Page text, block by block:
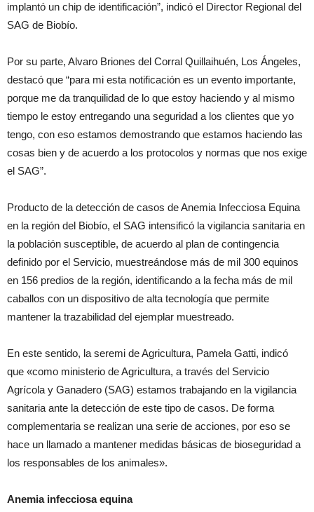
implantó un chip de identificación”, indicó el Director Regional del
SAG de Biobío.
Por su parte, Alvaro Briones del Corral Quillaihuén, Los Ángeles,
destacó que “para mi esta notificación es un evento importante,
porque me da tranquilidad de lo que estoy haciendo y al mismo
tiempo le estoy entregando una seguridad a los clientes que yo
tengo, con eso estamos demostrando que estamos haciendo las
cosas bien y de acuerdo a los protocolos y normas que nos exige
el SAG”.
Producto de la detección de casos de Anemia Infecciosa Equina
en la región del Biobío, el SAG intensificó la vigilancia sanitaria en
la población susceptible, de acuerdo al plan de contingencia
definido por el Servicio, muestreándose más de mil 300 equinos
en 156 predios de la región, identificando a la fecha más de mil
caballos con un dispositivo de alta tecnología que permite
mantener la trazabilidad del ejemplar muestreado.
En este sentido, la seremi de Agricultura, Pamela Gatti, indicó
que «como ministerio de Agricultura, a través del Servicio
Agrícola y Ganadero (SAG) estamos trabajando en la vigilancia
sanitaria ante la detección de este tipo de casos. De forma
complementaria se realizan una serie de acciones, por eso se
hace un llamado a mantener medidas básicas de bioseguridad a
los responsables de los animales».
Anemia infecciosa equina